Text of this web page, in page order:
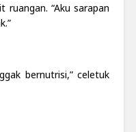
ruangan. “Aku sarapan
bernutrisi,” celetuk